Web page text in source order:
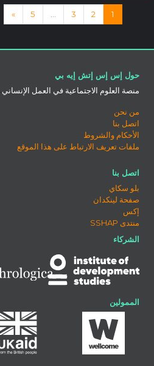
الملاحة المشاركات
2
3
5
»
حول إس إس إتش إيه بي
منصة العلوم الاجتماعية في العمل
من نحن
اتصل بنا
الأحكام والشروط
ملفات تعريف الارتباط على هذا الموقع
اتصل بنا
بلو سكاي
صفحة لينكدان
إكس
منتدى SSHAP
الشركاء
الممولين